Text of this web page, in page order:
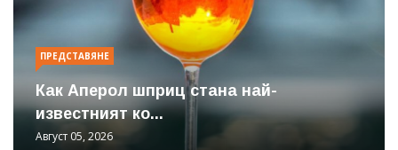
ПРЕДСТАВЯНЕ
Как Аперол шприц стана най-
известният ко...
Август 05, 2026